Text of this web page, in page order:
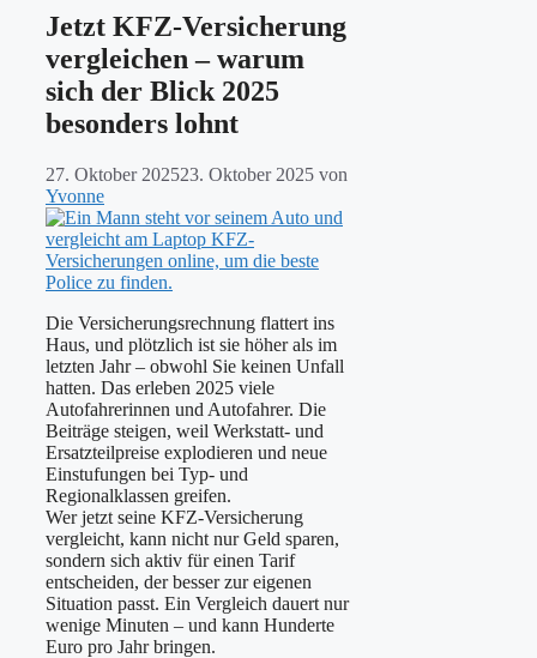
Jetzt KFZ-Versicherung
vergleichen – warum
sich der Blick 2025
besonders lohnt
27. Oktober 202523. Oktober 2025 von
Yvonne
Die Versicherungsrechnung flattert ins
Haus, und plötzlich ist sie höher als im
letzten Jahr – obwohl Sie keinen Unfall
hatten. Das erleben 2025 viele
Autofahrerinnen und Autofahrer. Die
Beiträge steigen, weil Werkstatt- und
Ersatzteilpreise explodieren und neue
Einstufungen bei Typ- und
Regionalklassen greifen.
Wer jetzt seine KFZ-Versicherung
vergleicht, kann nicht nur Geld sparen,
sondern sich aktiv für einen Tarif
entscheiden, der besser zur eigenen
Situation passt. Ein Vergleich dauert nur
wenige Minuten – und kann Hunderte
Euro pro Jahr bringen.